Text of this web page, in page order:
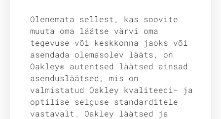
Olenemata sellest, kas soovite
muuta oma läätse värvi oma
tegevuse või keskkonna jaoks või
asendada olemasolev lääts, on
Oakley® autentsed läätsed ainsad
asendusläätsed, mis on
valmistatud Oakley kvaliteedi- ja
optilise selguse standarditele
vastavalt. Oakley läätsed ja